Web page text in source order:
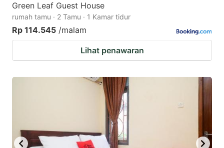
Green Leaf Guest House
rumah tamu · 2 Tamu · 1 Kamar tidur
Rp 114.545 /malam
Lihat penawaran